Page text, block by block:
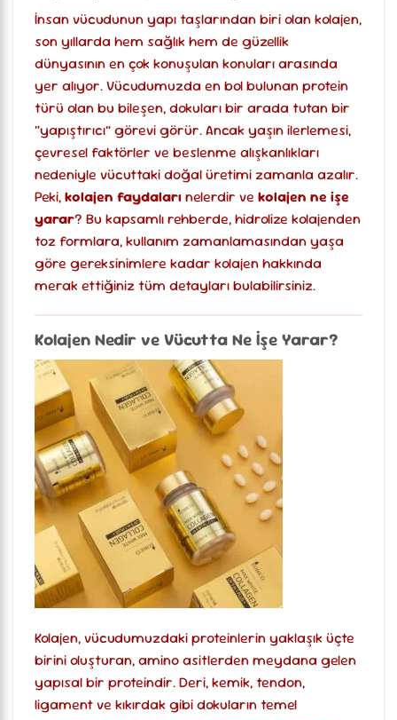
İnsan vücudunun yapı taşlarından biri olan kolajen,
son yıllarda hem sağlık hem de güzellik
dünyasının en çok konuşulan konuları arasında
yer alıyor. Vücudumuzda en bol bulunan protein
türü olan bu bileşen, dokuları bir arada tutan bir
“yapıştırıcı” görevi görür. Ancak yaşın ilerlemesi,
çevresel faktörler ve beslenme alışkanlıkları
nedeniyle vücuttaki doğal üretimi zamanla azalır.
Peki,kolajen faydaları nelerdir ve kolajen ne işe
yarar? Bu kapsamlı rehberde, hidrolize kolajenden
toz formlara, kullanım zamanlamasından yaşa
göre gereksinimlere kadar kolajen hakkında
merak ettiğiniz tüm detayları bulabilirsiniz.
Kolajen Nedir ve Vücutta Ne İşe Yarar?
Kolajen, vücudumuzdaki proteinlerin yaklaşık üçte
birini oluşturan, amino asitlerden meydana gelen
yapısal bir proteindir. Deri, kemik, tendon,
ligament ve kıkırdak gibi dokuların temel